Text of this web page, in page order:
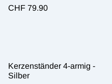
CHF 79.90
Kerzenständer 4-armig -
Silber